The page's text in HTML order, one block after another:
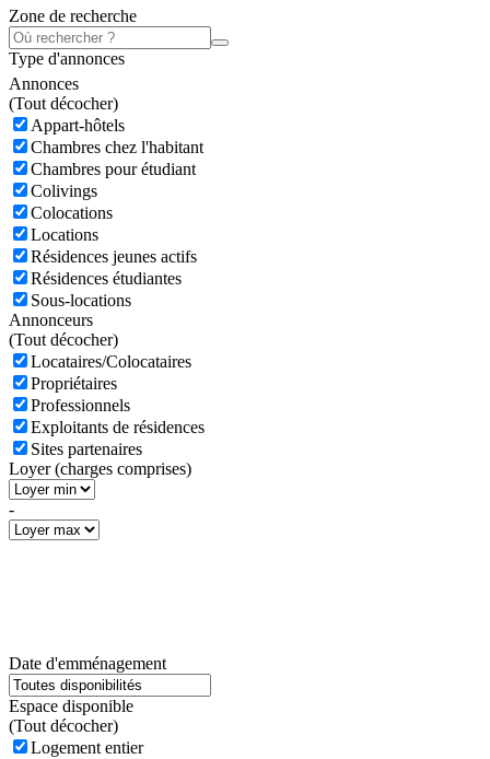
Zone de recherche
Type d'annonces
Annonces
(Tout décocher)
Appart-hôtels
Chambres chez l'habitant
Chambres pour étudiant
Colivings
Colocations
Locations
Résidences jeunes actifs
Résidences étudiantes
Sous-locations
Annonceurs
(Tout décocher)
Locataires/Colocataires
Propriétaires
Professionnels
Exploitants de résidences
Sites partenaires
Loyer (charges comprises)
-
Date d'emménagement
Espace disponible
(Tout décocher)
Logement entier